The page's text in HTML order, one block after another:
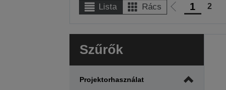
Lista Rács
Előző
1 2
Szűrők
Projektorhasználat